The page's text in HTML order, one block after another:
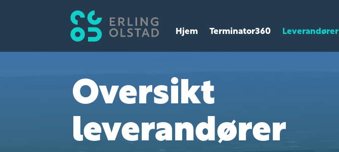
Hjem Terminator360 Leverandører
Oversikt
leverandører